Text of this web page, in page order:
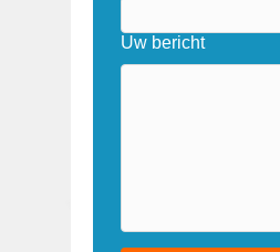
Uw bericht